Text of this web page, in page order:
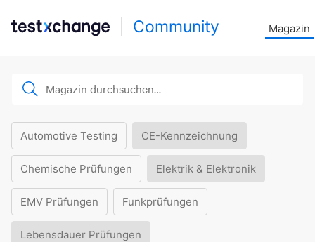
Community Magazin
Automotive Testing CE-Kennzeichnung
Chemische Prüfungen Elektrik & Elektronik
EMV Prüfungen Funkprüfungen
Lebensdauer Prüfungen